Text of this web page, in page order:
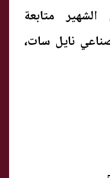
متابعة
نايل سات،